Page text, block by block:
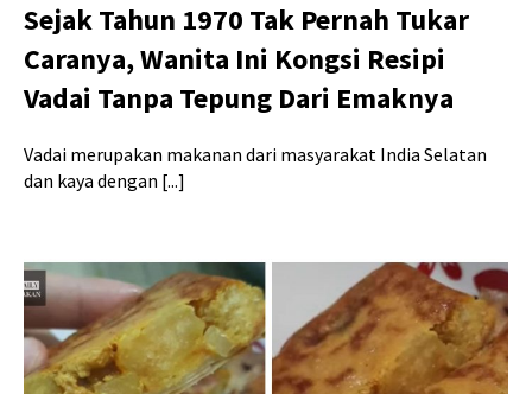
Sejak Tahun 1970 Tak Pernah Tukar
Caranya, Wanita Ini Kongsi Resipi
Vadai Tanpa Tepung Dari Emaknya
Vadai merupakan makanan dari masyarakat India Selatan
dan kaya dengan [...]